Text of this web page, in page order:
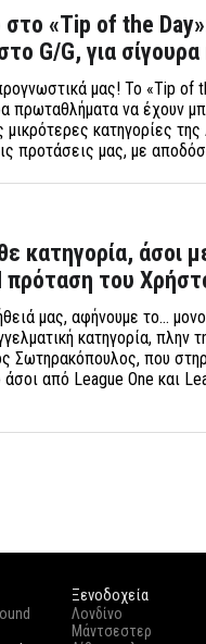
στο «Tip of the
G/G, για
μας! Το «Tip of
πρωταθλήματα να έχουν
κατηγορίες
προτάσεις μας, με
κατηγορία, άσοι
πρόταση του
μας, αφήνουμε το…
κατηγορία, πλην
Σωτηρακόπουλος, που
από League One και
Ξενοδοχεία
Λονδίνο
Μάντσεστερ